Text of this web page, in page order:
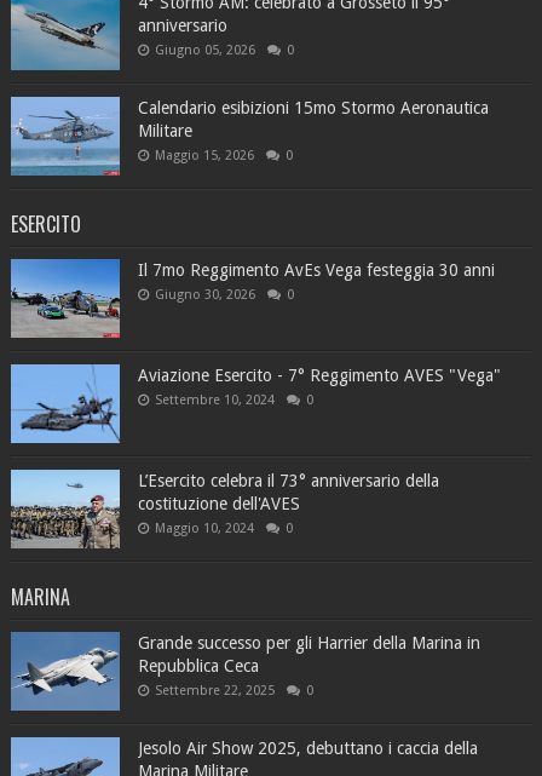
anniversario
Giugno 05, 2026 0
Calendario esibizioni 15mo Stormo Aeronautica
Militare
Maggio 15, 2026 0
ESERCITO
Il 7mo Reggimento AvEs Vega festeggia 30 anni
Giugno 30, 2026 0
Aviazione Esercito - 7° Reggimento AVES "Vega"
Settembre 10, 2024 0
L’Esercito celebra il 73° anniversario della
costituzione dell'AVES
Maggio 10, 2024 0
MARINA
Grande successo per gli Harrier della Marina in
Repubblica Ceca
Settembre 22, 2025 0
Jesolo Air Show 2025, debuttano i caccia della
Marina Militare